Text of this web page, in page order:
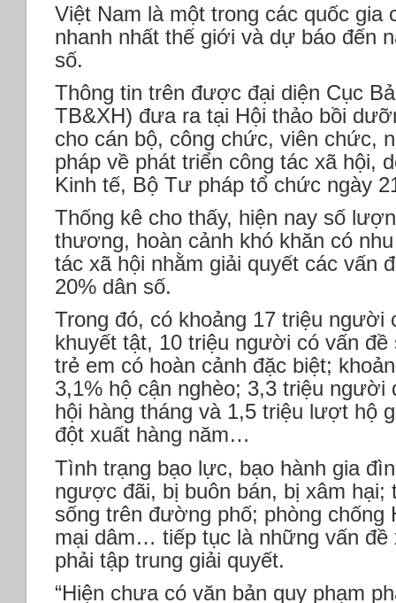
Việt Nam là một trong các quốc gia
nhanh nhất thế giới và dự báo đến
số.
Thông tin trên được đại diện Cục
TB&XH) đưa ra tại Hội thảo bồi
cho cán bộ, công chức, viên chức,
pháp về phát triển công tác xã hội,
Kinh tế, Bộ Tư pháp tổ chức ngày
Thống kê cho thấy, hiện nay số
thương, hoàn cảnh khó khăn có
tác xã hội nhằm giải quyết các vấn
20% dân số.
Trong đó, có khoảng 17 triệu người
khuyết tật, 10 triệu người có vấn
trẻ em có hoàn cảnh đặc biệt;
3,1% hộ cận nghèo; 3,3 triệu
hội hàng tháng và 1,5 triệu lượt hộ
đột xuất hàng năm…
Tình trạng bạo lực, bạo hành gia
ngược đãi, bị buôn bán, bị xâm hại;
sống trên đường phố; phòng chống
mại dâm… tiếp tục là những vấn đề
phải tập trung giải quyết.
“Hiện chưa có văn bản quy phạm